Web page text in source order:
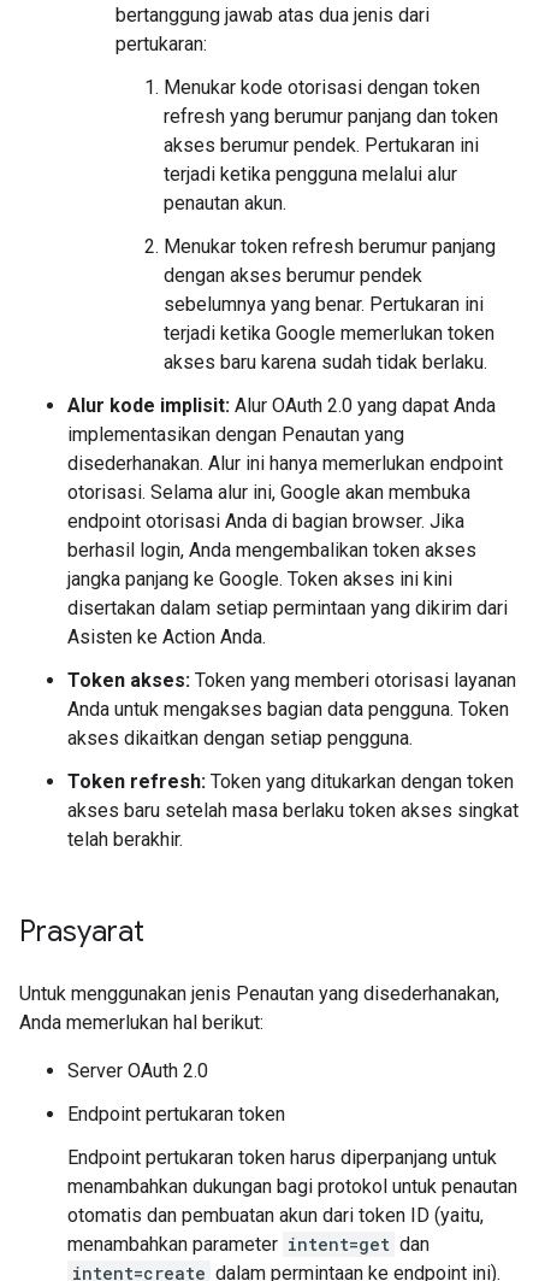
bertanggung jawab atas dua jenis dari
pertukaran:
Menukar kode otorisasi dengan token
refresh yang berumur panjang dan token
akses berumur pendek. Pertukaran ini
terjadi ketika pengguna melalui alur
penautan akun.
Menukar token refresh berumur panjang
dengan akses berumur pendek
sebelumnya yang benar. Pertukaran ini
terjadi ketika Google memerlukan token
akses baru karena sudah tidak berlaku.
Alur kode implisit: Alur OAuth 2.0 yang dapat Anda
implementasikan dengan Penautan yang
disederhanakan. Alur ini hanya memerlukan endpoint
otorisasi. Selama alur ini, Google akan membuka
endpoint otorisasi Anda di bagian browser. Jika
berhasil login, Anda mengembalikan token akses
jangka panjang ke Google. Token akses ini kini
disertakan dalam setiap permintaan yang dikirim dari
Asisten ke Action Anda.
Token akses: Token yang memberi otorisasi layanan
Anda untuk mengakses bagian data pengguna. Token
akses dikaitkan dengan setiap pengguna.
Token refresh: Token yang ditukarkan dengan token
akses baru setelah masa berlaku token akses singkat
telah berakhir.
Prasyarat
Untuk menggunakan jenis Penautan yang disederhanakan,
Anda memerlukan hal berikut:
Server OAuth 2.0
Endpoint pertukaran token
Endpoint pertukaran token harus diperpanjang untuk
menambahkan dukungan bagi protokol untuk penautan
otomatis dan pembuatan akun dari token ID (yaitu,
menambahkan parameter intent=get dan
intent=create dalam permintaan ke endpoint ini).